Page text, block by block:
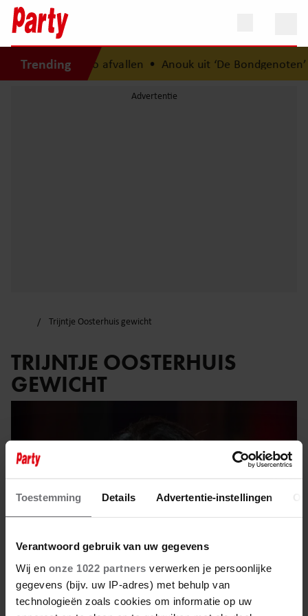
Toestemming Details Advertentie-instellingen
Verantwoord gebruik van uw gegevens
Wij en onze 1022 partners verwerken je persoonlijke
gegevens (bijv. uw IP-adres) met behulp van
technologieën zoals cookies om informatie op uw
Trending
na 14 kilo afvallen•Anouk uit ‘De Bondgenoten’
Trijntje Oosterhuis gewicht
TRIJNTJE OOSTERHUIS
GEWICHT